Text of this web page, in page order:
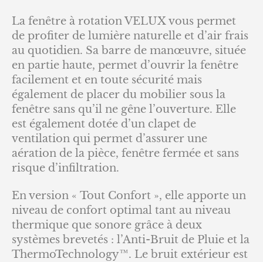
La fenêtre à rotation VELUX vous permet
de profiter de lumière naturelle et d’air frais
au quotidien. Sa barre de manœuvre, située
en partie haute, permet d’ouvrir la fenêtre
facilement et en toute sécurité mais
également de placer du mobilier sous la
fenêtre sans qu’il ne gêne l’ouverture. Elle
est également dotée d’un clapet de
ventilation qui permet d’assurer une
aération de la pièce, fenêtre fermée et sans
risque d’infiltration.
En version « Tout Confort », elle apporte un
niveau de confort optimal tant au niveau
thermique que sonore grâce à deux
systèmes brevetés : l’Anti-Bruit de Pluie et la
ThermoTechnology™. Le bruit extérieur est